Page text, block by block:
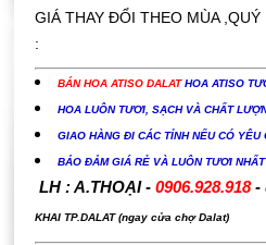
GIÁ THAY ĐỔI THEO MÙA
:
BÁN HOA ATISO DALAT HOA ATISO
HOA LUÔN TƯƠI, SẠCH VÀ CHẤT
GIAO HÀNG ĐI CÁC TỈNH NẾU CÓ YÊU
BẢO ĐẢM GIÁ RẺ VÀ LUÔN TƯƠI NHẤT
LH : A.THOẠI - 0906.928.918-
KHAI TP.DALAT (ngay cửa chợ Dalat)